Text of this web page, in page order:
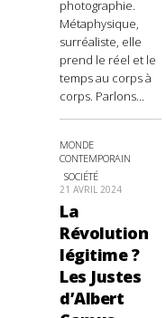
photographie.
Métaphysique,
surréaliste, elle
prend le réel et le
temps au corps à
corps. Parlons...
MONDE
CONTEMPORAIN
SOCIÉTÉ
21 AVRIL 2024
La
Révolution
légitime ?
Les Justes
d’Albert